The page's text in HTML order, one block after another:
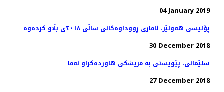
04 January 2019
پۆلیسی هەولێر، ئاماری ڕووداوەكانی ساڵی ٢٠١٨ی بڵاو كردەوە
30 December 2018
27 December 2018